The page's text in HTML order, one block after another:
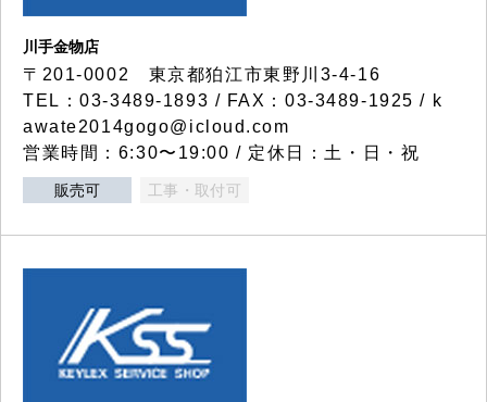
川手金物店
〒201-0002 東京都狛江市東野川3-4-16
TEL：03-3489-1893 / FAX：03-3489-1925 / k
awate2014gogo@icloud.com
営業時間：6:30〜19:00 / 定休日：土・日・祝
販売可 工事・取付可